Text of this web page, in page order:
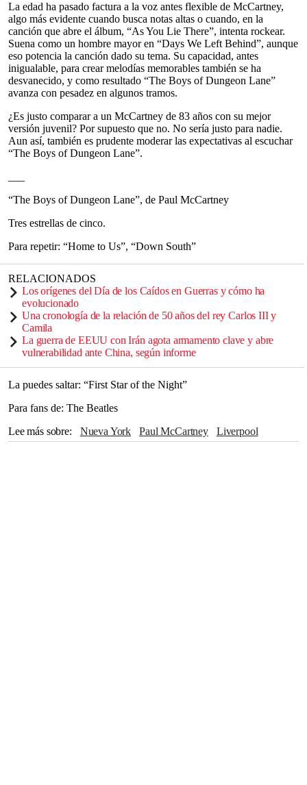
La edad ha pasado factura a la voz antes flexible de McCartney,
algo más evidente cuando busca notas altas o cuando, en la
canción que abre el álbum, “As You Lie There”, intenta rockear.
Suena como un hombre mayor en “Days We Left Behind”, aunque
eso potencia la canción dado su tema. Su capacidad, antes
inigualable, para crear melodías memorables también se ha
desvanecido, y como resultado “The Boys of Dungeon Lane”
avanza con pesadez en algunos tramos.
¿Es justo comparar a un McCartney de 83 años con su mejor
versión juvenil? Por supuesto que no. No sería justo para nadie.
Aun así, también es prudente moderar las expectativas al escuchar
“The Boys of Dungeon Lane”.
“The Boys of Dungeon Lane”, de Paul McCartney
Tres estrellas de cinco.
Para repetir: “Home to Us”, “Down South”
RELACIONADOS
Los orígenes del Día de los Caídos en Guerras y cómo ha
evolucionado
Una cronología de la relación de 50 años del rey Carlos III y
Camila
La guerra de EEUU con Irán agota armamento clave y abre
vulnerabilidad ante China, según informe
La puedes saltar: “First Star of the Night”
Para fans de: The Beatles
Lee más sobre
Nueva York Paul McCartney
Liverpool